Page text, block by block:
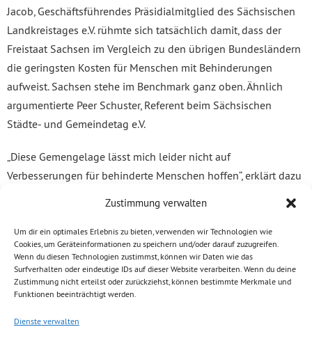
Zustimmung verwalten
Um dir ein optimales Erlebnis zu bieten, verwenden wir Technologien wie
Cookies, um Geräteinformationen zu speichern und/oder darauf zuzugreifen.
Wenn du diesen Technologien zustimmst, können wir Daten wie das
Surfverhalten oder eindeutige IDs auf dieser Website verarbeiten. Wenn du deine
Zustimmung nicht erteilst oder zurückziehst, können bestimmte Merkmale und
Funktionen beeinträchtigt werden.
Dienste verwalten
Jacob, Geschäftsführendes Präsidialmitglied des Sächsischen
Landkreistages e.V. rühmte sich tatsächlich damit, dass der
Freistaat Sachsen im Vergleich zu den übrigen Bundesländern
die geringsten Kosten für Menschen mit Behinderungen
aufweist. Sachsen stehe im Benchmark ganz oben. Ähnlich
argumentierte Peer Schuster, Referent beim Sächsischen
Städte- und Gemeindetag e.V.
„Diese Gemengelage lässt mich leider nicht auf
Verbesserungen für behinderte Menschen hoffen“, erklärt dazu
Staatsregierung wieder einmal alles laufen lässt. Die ihr mit
dem Bundesteilhabegesetz zugewiesene Steuerungs- und
Koordinierungsaufgabe überträgt sie einfach dem KSV, anstatt
selbst Verantwortung zu übernehmen. Behinderte Menschen
sollten dieser Staatsregierung mehr wert sein“